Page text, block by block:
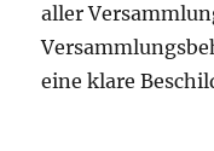
aller
eine klare